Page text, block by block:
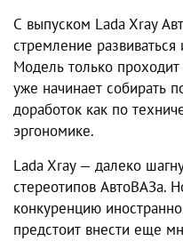
С выпуском Lada Xray
стремление
Модель только
уже начинает собирать
доработок как по
эргономике.
Lada Xray — далеко
стереотипов АвтоВАЗа.
конкуренцию
предстоит внести еще